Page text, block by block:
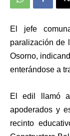
El jefe
paralización de
Osorno,
enterándose a
El edil llamó
apoderados y
recinto